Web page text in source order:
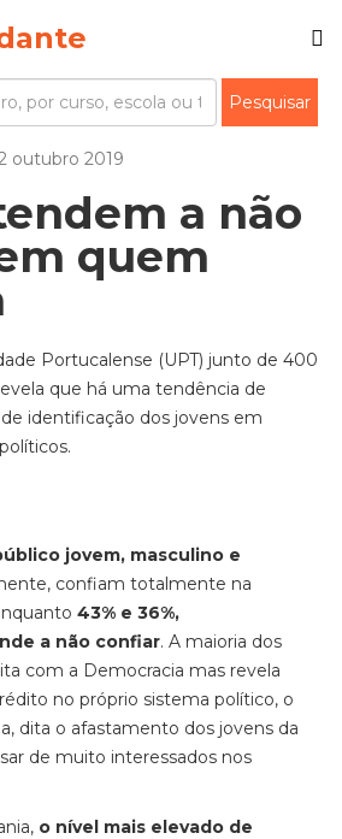
outubro 2019
a não
quem
Portucalense (UPT) junto de 400
que há uma tendência de
identificação dos jovens em
jovem, masculino e
confiam totalmente na
43% e 36%,
a não confiar. A maioria dos
com a Democracia mas revela
no próprio sistema político, o
dita o afastamento dos jovens da
de muito interessados nos
o nível mais elevado de